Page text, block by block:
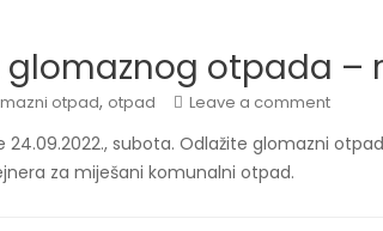
glomaznog otpada –
otpad, otpad Leave a comment
subota. Odlažite glomazni
za miješani komunalni otpad.